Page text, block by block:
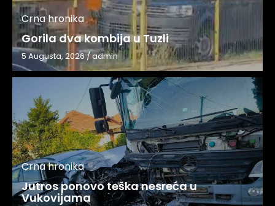
Crna hronika
Gorila dva kombija u Tuzli
5 Augusta, 2026/admin
Crna hronika
Jutros ponovo teška nesreća u
Vukovijama